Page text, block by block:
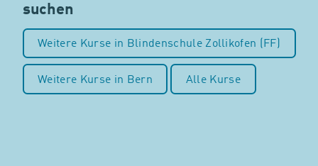
suchen
Weitere Kurse in Blindenschule Zollikofen (FF)
Weitere Kurse in Bern Alle Kurse